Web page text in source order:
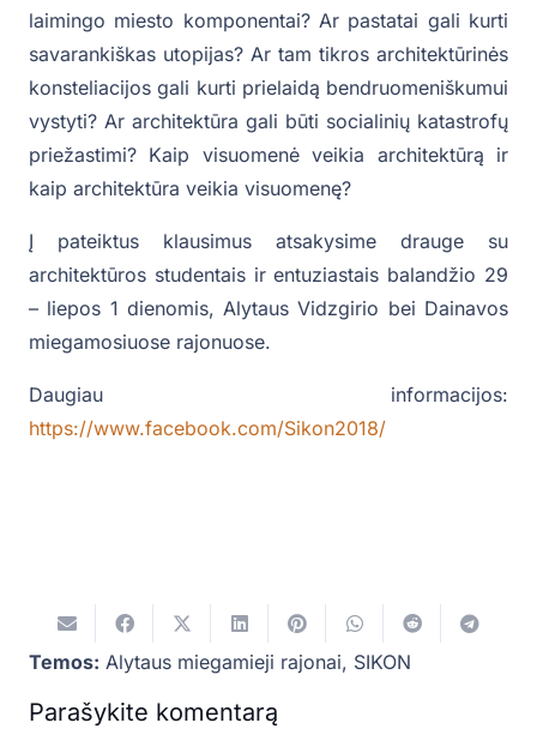
laimingo miesto komponentai? Ar pastatai gali kurti
savarankiškas utopijas? Ar tam tikros architektūrinės
konsteliacijos gali kurti prielaidą bendruomeniškumui
vystyti? Ar architektūra gali būti socialinių katastrofų
priežastimi? Kaip visuomenė veikia architektūrą ir
kaip architektūra veikia visuomenę?
Į pateiktus klausimus atsakysime drauge su
architektūros studentais ir entuziastais balandžio 29
– liepos 1 dienomis, Alytaus Vidzgirio bei Dainavos
miegamosiuose rajonuose.
Daugiau informacijos:
https://www.facebook.com/Sikon2018/
Temos: Alytaus miegamieji rajonai, SIKON
Parašykite komentarą